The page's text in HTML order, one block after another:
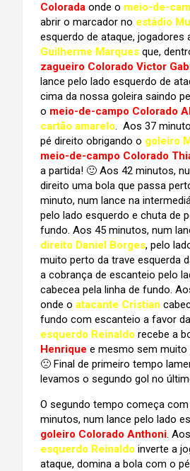
Colorada onde o meio-de-
abrir o marcador no estádio
esquerdo de ataque,
Guilherme Marques que,
zagueiro Colorado Victor
lance pelo lado esquerdo de
cima da nossa goleira saindo
o meio-de-campo Colorado
cartão amarelo. Aos 37
pé direito obrigando o goleiro
meio-de-campo Colorado
a partida! 🙂 Aos 42 minutos,
direito uma bola que passa
minuto, num lance na
pelo lado esquerdo e chuta de
fundo. Aos 45 minutos, num
direito Daniel Borges, pelo
muito perto da trave esquerda
a cobrança de escanteio pelo
cabecea pela linha de fundo.
onde o atacante Cristian
fundo com escanteio a favor
esquerdo Reinaldo recebe a
Henrique e mesmo sem muito
🙁 Final de primeiro tempo
levamos o segundo gol no
O segundo tempo começa
minutos, num lance pelo lado
goleiro Colorado Anthoni.
esquerdo Reinaldo inverte a
ataque, domina a bola com o